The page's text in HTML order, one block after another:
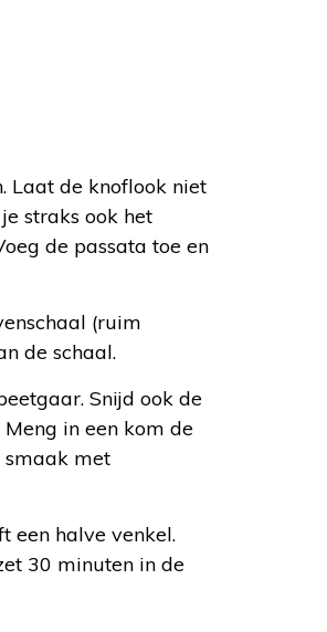
Laat de knoflook niet
straks ook het
de passata toe en
(ruim
de schaal.
Snijd ook de
in een kom de
smaak met
een halve venkel.
30 minuten in de